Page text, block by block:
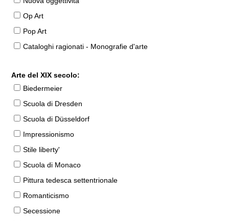
Op Art
Pop Art
Cataloghi ragionati - Monografie d'arte
Arte del XIX secolo:
Biedermeier
Scuola di Dresden
Scuola di Düsseldorf
Impressionismo
Stile liberty'
Scuola di Monaco
Pittura tedesca settentrionale
Romanticismo
Secessione